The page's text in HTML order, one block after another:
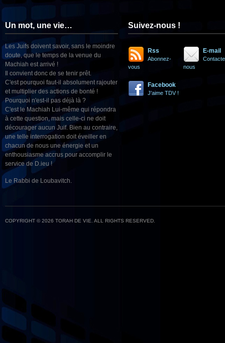
Un mot, une vie…
Les Juifs doivent savoir, sans le moindre
doute, que le temps de la venue du
Machiah est arrivé !
Il convient donc de se tenir prêt.
C'est pourquoi faut-il absolument rajouter
et multiplier des actions de bonté !
Pourquoi n'est-il pas déjà là ?
C'est le Machiah Lui-même qui répondra
à cette question, mais celle-ci ne doit
décourager aucun Juif. Bien au contraire,
une telle interrogation doit éveiller en
chacun de nous une énergie et un
enthousiasme accrus pour accomplir le
service de D.ieu !
Le Rabbi de Loubavitch.
Suivez-nous !
Rss
Abonnez-
vous
E-mail
nous
Facebook
J'aime TDV !
COPYRIGHT © 2026 TORAH DE VIE. ALL RIGHTS RESERVED.